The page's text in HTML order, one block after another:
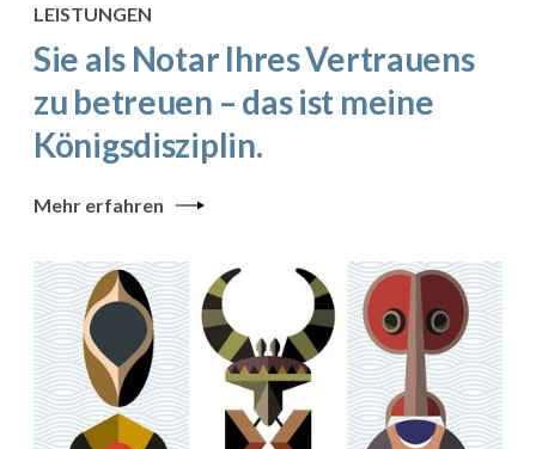
LEISTUNGEN
Sie als Notar Ihres Vertrauens
zu betreuen – das ist meine
Königsdisziplin.
Mehr erfahren